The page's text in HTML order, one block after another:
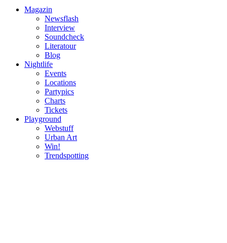
Magazin
Newsflash
Interview
Soundcheck
Literatour
Blog
Nightlife
Events
Locations
Partypics
Charts
Tickets
Playground
Webstuff
Urban Art
Win!
Trendspotting